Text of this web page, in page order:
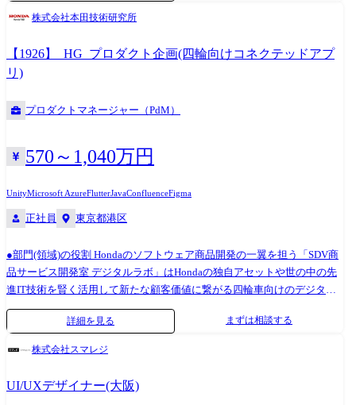
ォーターフォールプロセス双方を織交ぜながら進めていきます。 製品作
りこみ ・協力取引先様と協調しながら製品の作りこみ ・机上検証、実
車、実環境での検証を実施 ※海外拠点との協調や海外での調査・テスト
ユーザーの声に直接触れながら製品の開発を推進できます。 ※専門性や
る場合があります。 【ご担当コンポーネント・システム例】 ・ディスプ
レイオーディオ(Google Automotive Services採用) ・スクリーンオーディ
移・デザインオーサリングツール ・Adobe Photoshop, Illustrator, After
Effect, Axure, XD ・Rightware Kanzi、Candera CGI Studio、Figma 等
株式会社本田技術研究所
【1926】_HG_プロダクト企画(四輪向けコネクテッドアプ
リ)
プロダクトマネージャー（PdM）
570～1,040万円
UnityMicrosoft AzureFlutterJavaConfluenceFigma
正社員 東京都港区
●部門(領域)の役割 Hondaのソフトウェア商品開発の一翼を担う「SDV商
品サービス開発室 デジタルラボ」はHondaの独自アセットや世の中の先
進IT技術を賢く活用して新たな顧客価値に繋がる四輪車向けのデジタル
プロダクトを創出することを目指しております。 Honda独自の車両情報
データや搭載されたハードウェアを生かし、お客様の体験価値の向上に
つながるアイデアを自由に発想し、スピーディーにプロトタイプの開発
い、新たな顧客価値探索にも取り組んでおります。 ・四輪製品価値向上
に貢献するコネクテッド、デジタルサービスの新規アイデアの創出・プ
詳細を見る まずは相談する
株式会社スマレジ
UI/UXデザイナー(大阪)